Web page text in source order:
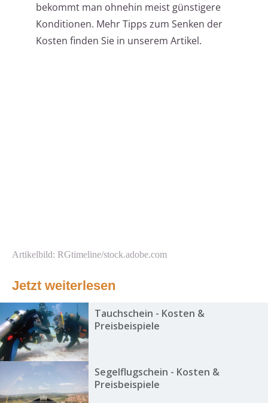
bekommt man ohnehin meist günstigere
Konditionen. Mehr Tipps zum Senken der
Kosten finden Sie in unserem Artikel.
Artikelbild: RGtimeline/stock.adobe.com
Jetzt weiterlesen
Tauchschein - Kosten &
Preisbeispiele
Segelflugschein - Kosten &
Preisbeispiele